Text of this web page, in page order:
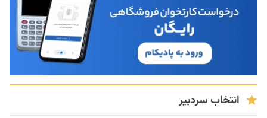
انتخاب سردبیر